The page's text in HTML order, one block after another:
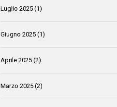
Luglio 2025 (1)
Giugno 2025 (1)
Aprile 2025 (2)
Marzo 2025 (2)